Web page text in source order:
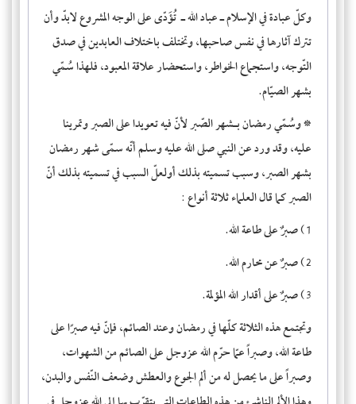
وكلّ عبادة في الإسلام ـ عباد الله ـ تُؤَدّى على الوجه المشروع لابدّ وأن
تترك آثارها في نفس صاحبها، وتختلف باختلاف العابدين في صدق
التّوجه، واستجماع الخواطر، واستحضار علاقة المعبود، فلهذا سُمّي
بشهر الصيّام.
*وسُمّي رمضان بـشهر الصّبرلأنّ فيه تعويدا على الصبر وتمرينا
عليه، وقد ورد عن النبي صلى الله عليه وسلم أنّه سمّى شهر رمضان
بشهر الصبر، وسبب تسميته بذلك أولعلّ السبب في تسميته بذلك أنّ
الصبر كما قال العلماء ثلاثة أنواع :
1) صبرٌ على طاعة الله.
2) صبرٌ عن محارم الله.
3) صبرٌ على أقدار الله المؤلمة.
وتجتمع هذه الثلاثة كلّها في رمضان وعند الصائم، فإنّ فيه صبرًا على
طاعة الله، وصبراً عمّا حرّم الله عزوجل على الصائم من الشهوات،
وصبراً على ما يحصل له من ألم الجوع والعطش وضعف النّفس والبدن،